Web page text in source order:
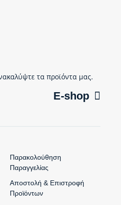
τα προϊόντα μας.
E-shop
Παρακολούθηση
Παραγγελίας
Αποστολή & Επιστροφή
Προϊόντων